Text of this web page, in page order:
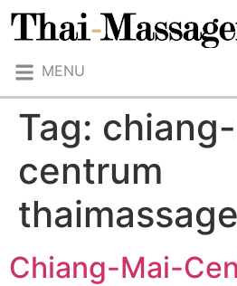
MENU
Tag:
centrum
thaimassage
Chiang-Mai-